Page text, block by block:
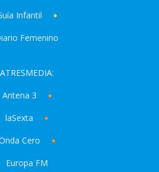
Infantil
Femenino
ATRESMEDIA:
Antena 3
laSexta
Cero
Europa FM